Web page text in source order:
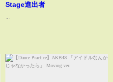
Stage進出者